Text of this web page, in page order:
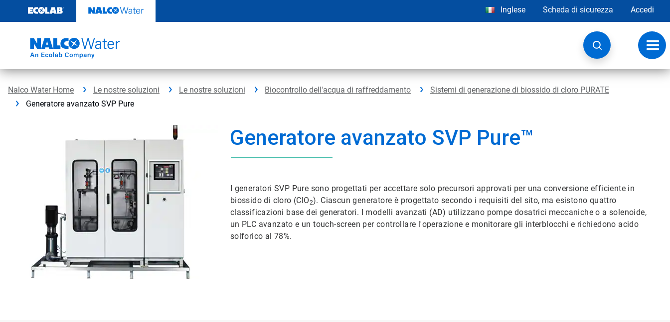
contenuto
Inglese Scheda di sicurezza Accedi
Nalco Water Home Le nostre soluzioni Le nostre soluzioni Biocontrollo dell'acqua di raffreddamento
Sistemi di generazione di biossido di cloro PURATE
Generatore avanzato SVP Pure
Generatore avanzato SVP Pure™
I generatori SVP Pure sono progettati per accettare solo precursori approvati per una conversione efficiente in
biossido di cloro (ClO2). Ciascun generatore è progettato secondo i requisiti del sito, ma esistono quattro
classificazioni base dei generatori. I modelli avanzati (AD) utilizzano pompe dosatrici meccaniche o a solenoide,
un PLC avanzato e un touch-screen per controllare l'operazione e monitorare gli interblocchi e richiedono acido
solforico al 78%.